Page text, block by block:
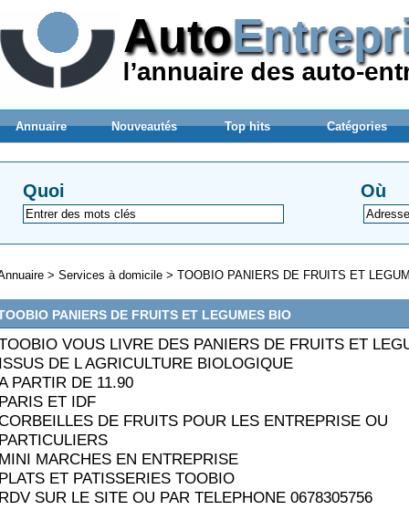
Annuaire Nouveautés Top hits Catégories
Quoi Où
> Services à domicile > TOOBIO PANIERS DE FRUITS ET
PANIERS DE FRUITS ET LEGUMES BIO
VOUS LIVRE DES PANIERS DE FRUITS ET
DE L AGRICULTURE BIOLOGIQUE
PARTIR DE 11.90
ET IDF
DE FRUITS POUR LES ENTREPRISE OU
MARCHES EN ENTREPRISE
ET PATISSERIES TOOBIO
SUR LE SITE OU PAR TELEPHONE 0678305756